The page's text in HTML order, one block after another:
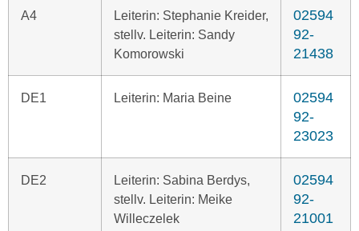
A4
Leiterin: Stephanie Kreider,
stellv. Leiterin: Sandy
Komorowski
02594
92-
21438
DE1 Leiterin: Maria Beine
02594
92-
23023
DE2
Leiterin: Sabina Berdys,
stellv. Leiterin: Meike
Willeczelek
02594
92-
21001